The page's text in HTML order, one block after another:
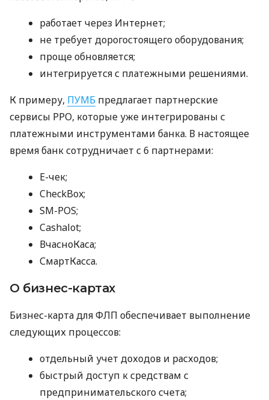
работает через Интернет;
не требует дорогостоящего оборудования;
проще обновляется;
интегрируется с платежными решениями.
К примеру, ПУМБ предлагает партнерские
сервисы РРО, которые уже интегрированы с
платежными инструментами банка. В настоящее
время банк сотрудничает с 6 партнерами:
E-чек;
CheckBox;
SM-POS;
Cashalot;
ВчасноКаса;
СмартКасса.
О бизнес-картах
Бизнес-карта для ФЛП обеспечивает выполнение
следующих процессов:
отдельный учет доходов и расходов;
быстрый доступ к средствам с
предпринимательского счета;